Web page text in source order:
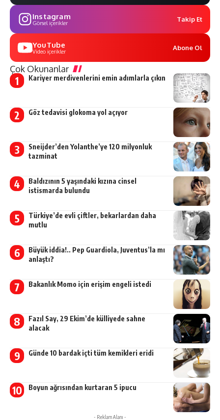
Instagram
Görsel içerikler Takip Et
YouTube
Video içerikler Abone Ol
Çok Okunanlar
Kariyer merdivenlerini emin adımlarla çıkın
Göz tedavisi glokoma yol açıyor
Sneijder’den Yolanthe’ye 120 milyonluk
tazminat
Baldızının 5 yaşındaki kızına cinsel
istismarda bulundu
Türkiye’de evli çiftler, bekarlardan daha
mutlu
Büyük iddia!.. Pep Guardiola, Juventus’la mı
anlaştı?
Bakanlık Momo için erişim engeli istedi
Fazıl Say, 29 Ekim’de külliyede sahne
alacak
Günde 10 bardak içti tüm kemikleri eridi
Boyun ağrısından kurtaran 5 ipucu
- Reklam Alanı -